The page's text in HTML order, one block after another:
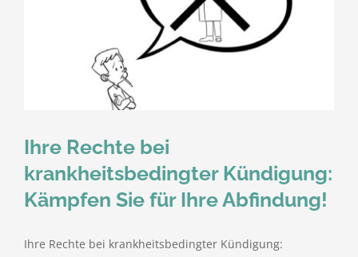
Ihre Rechte bei
krankheitsbedingter Kündigung:
Kämpfen Sie für Ihre Abfindung!
Ihre Rechte bei krankheitsbedingter Kündigung: